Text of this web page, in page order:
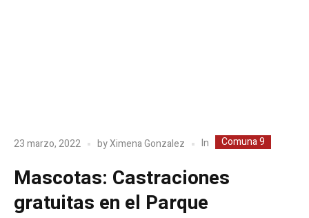
23 marzo, 2022 byXimena Gonzalez In Comuna 9
Mascotas: Castraciones
gratuitas en el Parque